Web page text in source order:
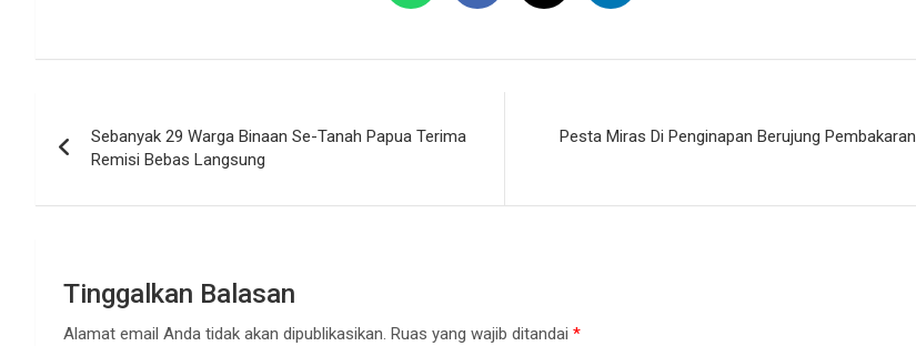
pos
Sebanyak 29 Warga Binaan Se-Tanah Papua Terima
Remisi Bebas Langsung
Pesta Miras Di Penginapan Berujung Pembakaran
Tinggalkan Balasan
Alamat email Anda tidak akan dipublikasikan. Ruas yang wajib ditandai *